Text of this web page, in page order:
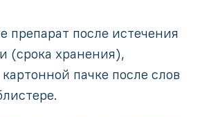
препарат после истечения
(срока хранения),
пачке после слов